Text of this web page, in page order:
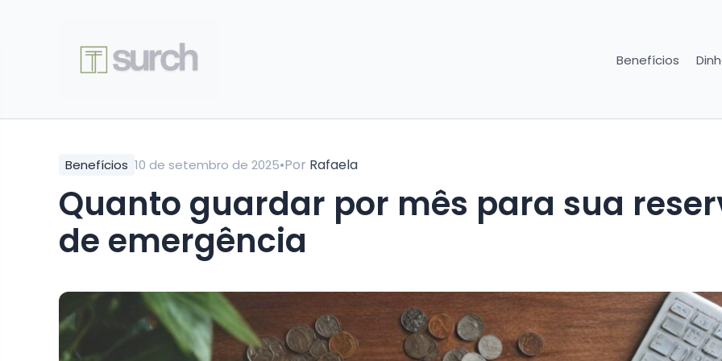
Benefícios
Benefícios 10 de setembro de 2025•Por Rafaela
Quanto guardar por mês para sua
de emergência